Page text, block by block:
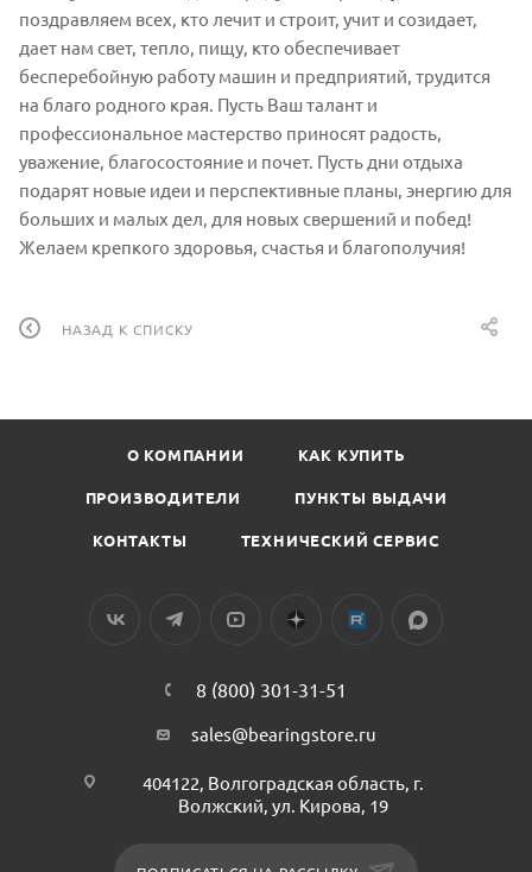
поздравляем всех, кто лечит и строит, учит и созидает,
дает нам свет, тепло, пищу, кто обеспечивает
бесперебойную работу машин и предприятий, трудится
на благо родного края. Пусть Ваш талант и
профессиональное мастерство приносят радость,
уважение, благосостояние и почет. Пусть дни отдыха
подарят новые идеи и перспективные планы, энергию для
больших и малых дел, для новых свершений и побед!
Желаем крепкого здоровья, счастья и благополучия!
НАЗАД К СПИСКУ
О КОМПАНИИ КАК КУПИТЬ
ПРОИЗВОДИТЕЛИ ПУНКТЫ ВЫДАЧИ
КОНТАКТЫ ТЕХНИЧЕСКИЙ СЕРВИС
8 (800) 301-31-51
sales@bearingstore.ru
404122, Волгоградская область, г.
Волжский, ул. Кирова, 19